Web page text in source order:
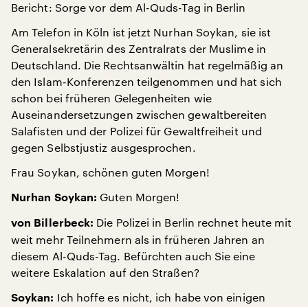
Bericht: Sorge vor dem Al-Quds-Tag in Berlin
Am Telefon in Köln ist jetzt Nurhan Soykan, sie ist
Generalsekretärin des Zentralrats der Muslime in
Deutschland. Die Rechtsanwältin hat regelmäßig an
den Islam-Konferenzen teilgenommen und hat sich
schon bei früheren Gelegenheiten wie
Auseinandersetzungen zwischen gewaltbereiten
Salafisten und der Polizei für Gewaltfreiheit und
gegen Selbstjustiz ausgesprochen.
Frau Soykan, schönen guten Morgen!
Nurhan Soykan: Guten Morgen!
von Billerbeck: Die Polizei in Berlin rechnet heute mit
weit mehr Teilnehmern als in früheren Jahren an
diesem Al-Quds-Tag. Befürchten auch Sie eine
weitere Eskalation auf den Straßen?
Soykan: Ich hoffe es nicht, ich habe von einigen